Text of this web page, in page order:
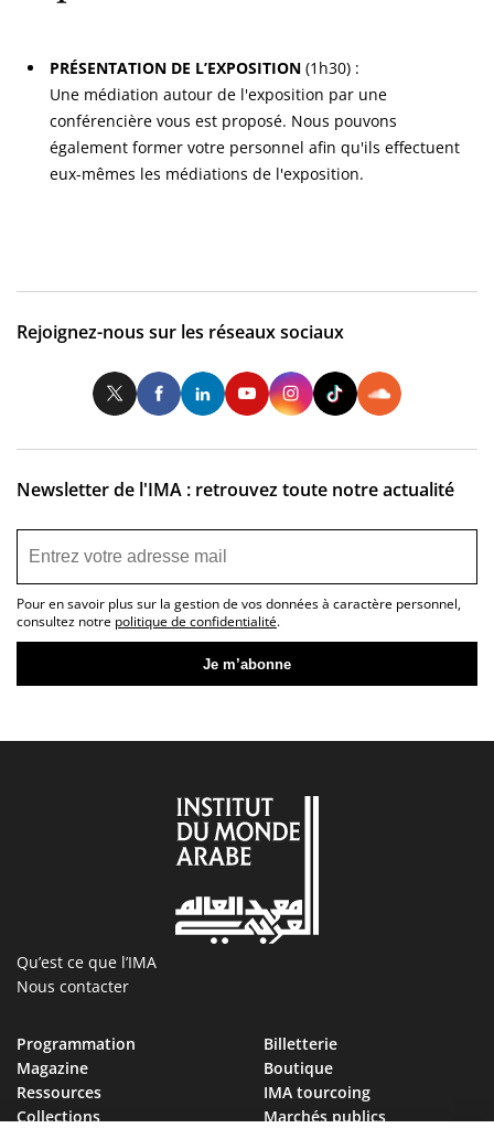
PRÉSENTATION DE L’EXPOSITION (1h30) :
Une médiation autour de l'exposition par une
conférencière vous est proposé. Nous pouvons
également former votre personnel afin qu'ils effectuent
eux-mêmes les médiations de l'exposition.
Rejoignez-nous sur les réseaux sociaux
TwitterFacebookLinkedInYoutubeInstagram
Newsletter de l'IMA : retrouvez toute notre actualité
Pour en savoir plus sur la gestion de vos données à caractère personnel,
consultez notre politique de confidentialité.
Qu’est ce que l’IMA
Nous contacter
Programmation
Magazine
Ressources
Collections
Billetterie
Boutique
IMA tourcoing
Marchés publics